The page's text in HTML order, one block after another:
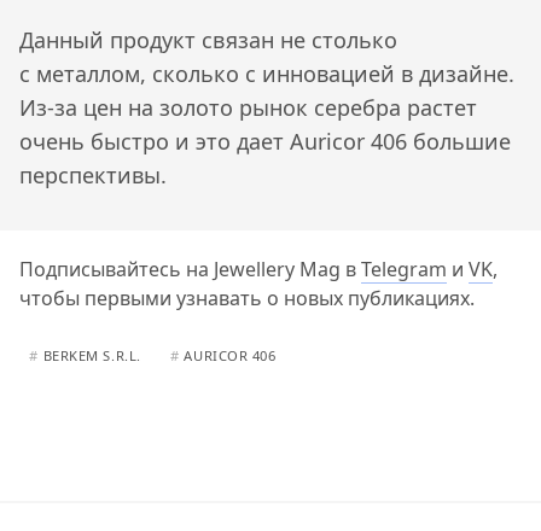
Данный продукт связан не столько
с металлом, сколько с инновацией в дизайне.
Из-за цен на золото рынок серебра растет
очень быстро и это дает Auricor 406 большие
перспективы.
Подписывайтесь на Jewellery Mag вTelegram и VK,
чтобы первыми узнавать о новых публикациях.
# BERKEM S.R.L. # AURICOR 406